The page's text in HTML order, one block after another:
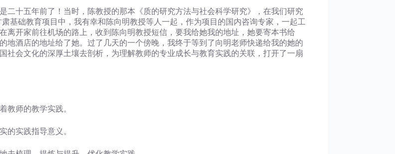
十五年前了！当时，陈教授的那本《质的研究方法与社会科学研究》，在我们研究
基础教育项目中，我有幸和陈向明教授等人一起，作为项目的国内咨询专家，一起工
开家前往机场的路上，收到陈向明教授短信，要我给她我的地址，她要寄本书给
酒店的地址给了她。过了几天的一个傍晚，我终于等到了向明老师快递给我的她的
会文化的深厚土壤去剖析，为理解教师的专业成长与教育实践的关联，打开了一扇
教师的教学实践。
的实践指导意义。